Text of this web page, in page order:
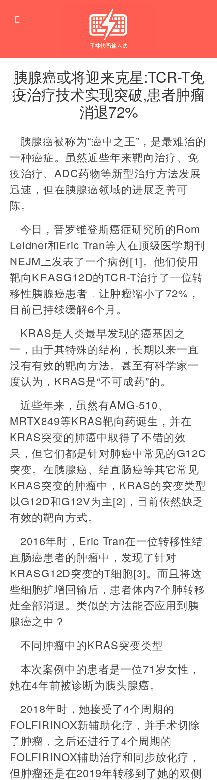
胰腺癌或将迎来克星:TCR-T免
疫治疗技术实现突破,患者肿瘤
消退72%
胰腺癌被称为“癌中之王”，是最难治的
一种癌症。虽然近些年来靶向治疗、免
疫治疗、ADC药物等新型治疗方法发展
迅速，但在胰腺癌领域的进展乏善可
陈。
今日，普罗维登斯癌症研究所的Rom
Leidner和Eric Tran等人在顶级医学期刊
NEJM上发表了一个病例[1]。他们使用
靶向KRASG12D的TCR-T治疗了一位转
移性胰腺癌患者，让肿瘤缩小了72%，
目前已持续缓解6个月。
KRAS是人类最早发现的癌基因之
一，由于其特殊的结构，长期以来一直
没有有效的靶向方法。甚至有科学家一
度认为，KRAS是“不可成药”的。
近些年来，虽然有AMG-510、
MRTX849等KRAS靶向药诞生，并在
KRAS突变的肺癌中取得了不错的效
果，但它们都是针对肺癌中常见的G12C
突变。在胰腺癌、结直肠癌等其它常见
KRAS突变的肿瘤中，KRAS的突变类型
以G12D和G12V为主[2]，目前依然缺乏
有效的靶向方式。
2016年时，Eric Tran在一位转移性结
直肠癌患者的肿瘤中，发现了针对
KRASG12D突变的T细胞[3]。而且将这
些细胞扩增回输后，患者体内7个肺转移
灶全部消退。类似的方法能否应用到胰
腺癌之中？
不同肿瘤中的KRAS突变类型
本次案例中的患者是一位71岁女性，
她在4年前被诊断为胰头腺癌。
2018年时，她接受了4个周期的
FOLFIRINOX新辅助化疗，并手术切除
了肿瘤，之后还进行了4个周期的
FOLFIRINOX辅助治疗和同步放化疗，
但肿瘤还是在2019年转移到了她的双侧